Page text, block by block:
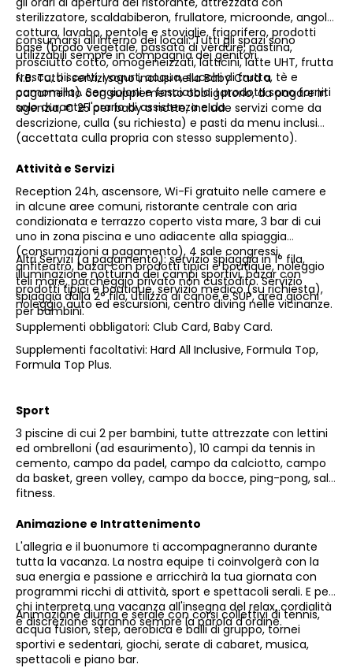
sterilizzatore, scaldabiberon, frullatore, microonde, angolo
cottura, lavabo, pentole e stoviglie, frigorifero, prodotti
base (brodo vegetale, passato di verdure, pastina,
prosciutto cotto, omogeneizzati, latticini, latte UHT, frutta
fresca, biscotti, yogurt, acqua, succhi di frutta, tè e
camomilla). Seggioloni e fasciatoio. I prodotti sono forniti
solo durante l'orario di assistenza e da
consumarsi all'interno dei locali. Tutti gli spazi sono
utilizzabili sempre in compagnia dei genitori.
N.B. Tutti i servizi sono inclusi nella Baby Card a
pagamento con supplemento obbligatorio, da pagare in
agenzia, € 25 per baby a notte, include servizi come da
descrizione, culla (su richiesta) e pasti da menu inclusi
(accettata culla propria con stesso supplemento).
Attività e Servizi
Reception 24h, ascensore, Wi-Fi gratuito nelle camere e
in alcune aree comuni, ristorante centrale con aria
condizionata e terrazzo coperto vista mare, 3 bar di cui
uno in zona piscina e uno adiacente alla spiaggia
(consumazioni a pagamento), 4 sale congressi,
anfiteatro, bazar con prodotti tipici e boutique, noleggio
teli mare, parcheggio privato non custodito. Servizio
spiaggia dalla 2° fila, utilizzo di canoe e SUP, area giochi
per bambini.
Altri Servizi (a pagamento): servizio spiaggia in 1° fila,
illuminazione notturna dei campi sportivi, bazar con
prodotti tipici e boutique, servizio medico (su richiesta),
noleggio auto ed escursioni, centro diving nelle vicinanze.
Supplementi obbligatori: Club Card, Baby Card.
Supplementi facoltativi: Hard All Inclusive, Formula Top,
Formula Top Plus.
Sport
3 piscine di cui 2 per bambini, tutte attrezzate con lettini
ed ombrelloni (ad esaurimento), 10 campi da tennis in
cemento, campo da padel, campo da calciotto, campo
da basket, green volley, campo da bocce, ping-pong, sala
fitness.
Animazione e Intrattenimento
L'allegria e il buonumore ti accompagneranno durante
tutta la vacanza. La nostra equipe ti coinvolgerà con la
sua energia e passione e arricchirà la tua giornata con
programmi ricchi di attività, sport e spettacoli serali. E per
chi interpreta una vacanza all'insegna del relax, cordialità
e discrezione saranno sempre la parola d'ordine.
Animazione diurna e serale con corsi collettivi di tennis,
acqua fusion, step, aerobica e balli di gruppo, tornei
sportivi e sedentari, giochi, serate di cabaret, musica,
spettacoli e piano bar.